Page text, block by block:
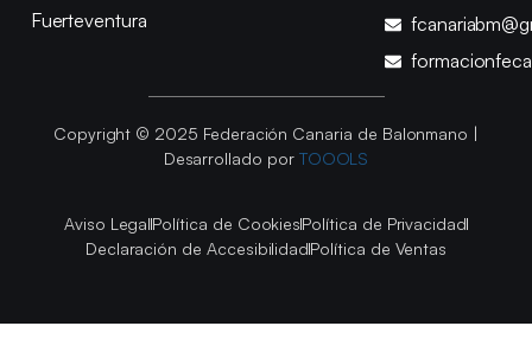
Fuerteventura
Copyright © 2025 Federación Canaria de Balonmano |
Desarrollado por TOOOLS
Aviso LegalPolítica de CookiesPolítica de Privacidad
Declaración de AccesibilidadPolítica de Ventas